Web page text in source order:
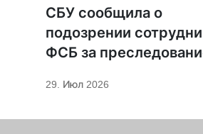
СБУ сообщила о
подозрении
ФСБ за
29. Июл 2026